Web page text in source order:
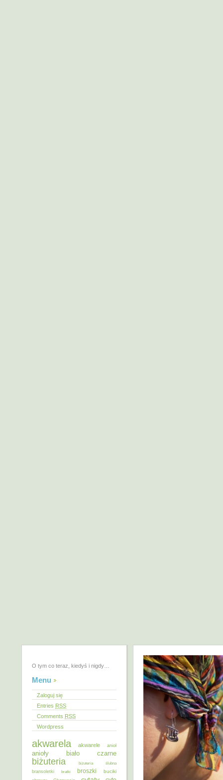
O tym co teraz, kiedyś i nigdy…
Menu
Zaloguj się
Entries RSS
Comments RSS
Wordpress
akwarela akwarele anioł
anioły biało czarne
biżuteria
biżuteria ślubna
bransoletki
bratki broszki buciki